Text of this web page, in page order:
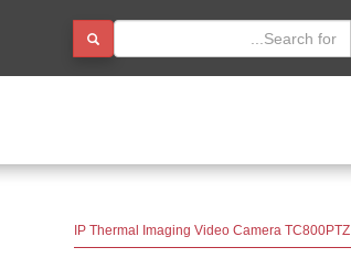
IP Thermal Imaging Video Camera TC800PTZ